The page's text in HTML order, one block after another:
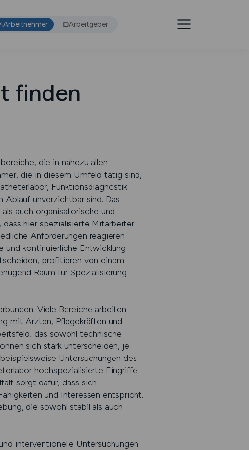
Arbeitnehmer Arbeitgeber
finden
die in nahezu allen
die in diesem Umfeld tätig sind,
Funktionsdiagnostik
unverzichtbar sind. Das
auch organisatorische und
hier spezialisierte Mitarbeiter
Anforderungen reagieren
und kontinuierliche Entwicklung
profitieren von einem
Raum für Spezialisierung
Viele Bereiche arbeiten
mit Ärzten, Pflegekräften und
das sowohl technische
sich stark unterscheiden, je
Untersuchungen des
hochspezialisierte Eingriffe
sorgt dafür, dass sich
und Interessen entspricht.
die sowohl stabil als auch
interventionelle Untersuchungen